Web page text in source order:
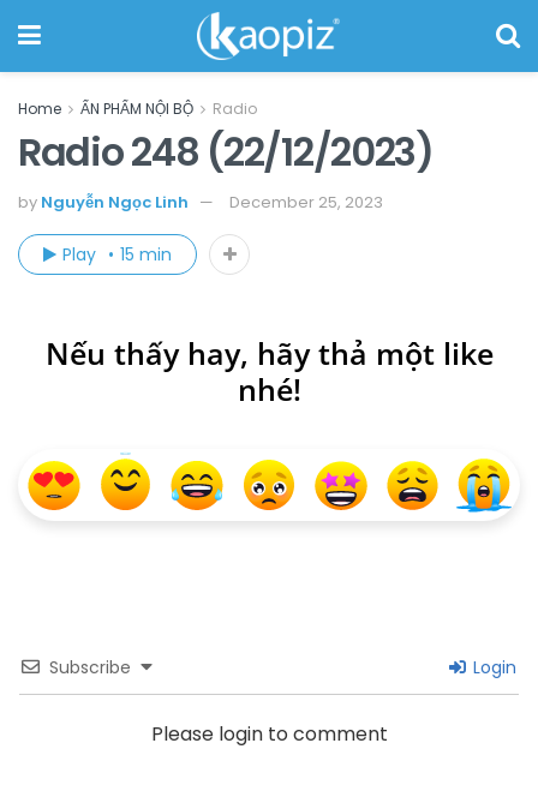
Home ẤN PHẨM NỘI BỘ Radio
Radio 248 (22/12/2023)
by Nguyễn Ngọc Linh December 25, 2023
Play 15 min
Nếu thấy hay, hãy thả một like
nhé!
Subscribe Login
Please login to comment